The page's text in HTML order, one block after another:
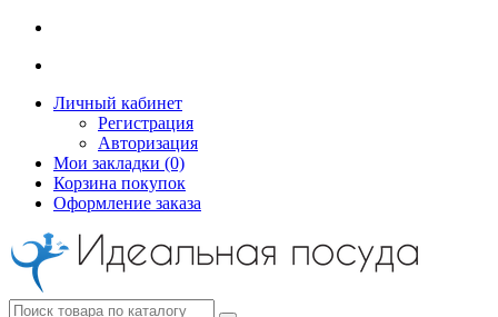
Личный кабинет
Регистрация
Авторизация
Мои закладки (0)
Корзина покупок
Оформление заказа